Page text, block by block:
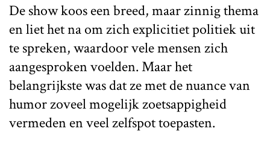
De show koos een breed, maar zinnig thema
en liet het na om zich explicitiet politiek uit
te spreken, waardoor vele mensen zich
aangesproken voelden. Maar het
belangrijkste was dat ze met de nuance van
humor zoveel mogelijk zoetsappigheid
vermeden en veel zelfspot toepasten.